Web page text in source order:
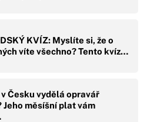
KVÍZ: Myslíte si, že o
víte všechno? Tento kvíz…
Česku vydělá opravář
Jeho měsíšní plat vám